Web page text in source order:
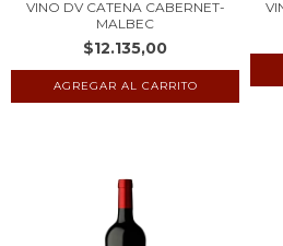
VINO DV CATENA CABERNET-
MALBEC
$12.135,00